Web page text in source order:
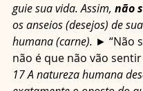
guie sua vida. Assim, não
os anseios (desejos) de
humana (carne). ► “Não
não é que não vão
17 A natureza humana